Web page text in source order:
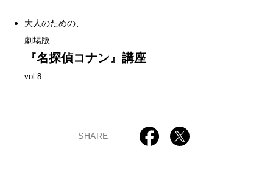
大人のための、
劇場版
『名探偵コナン』講座
vol.8
SHARE